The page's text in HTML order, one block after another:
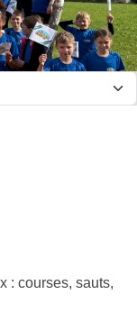
: courses, sauts,